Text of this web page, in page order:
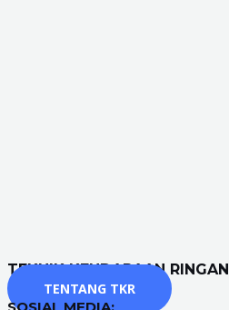
TEKNIK KENDARAAN RINGAN
TENTANG TKR